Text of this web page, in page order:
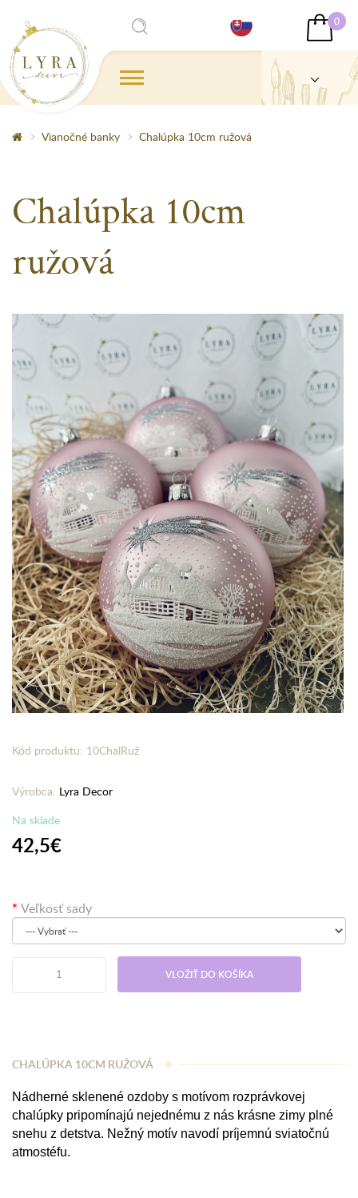
0
Vianočné banky Chalúpka 10cm ružová
Chalúpka 10cm
ružová
Kód produktu: 10ChalRuž
Výrobca: Lyra Decor
Na sklade
42,5€
Veľkosť sady
VLOŽIŤ DO KOŠÍKA
CHALÚPKA 10CM RUŽOVÁ
Nádherné sklenené ozdoby s motívom rozprávkovej
chalúpky pripomínajú nejednému z nás krásne zimy plné
snehu z detstva. Nežný motív navodí príjemnú sviatočnú
atmostéfu.